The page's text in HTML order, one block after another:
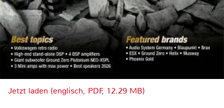
Jetzt laden (englisch, PDF, 12.29 MB)